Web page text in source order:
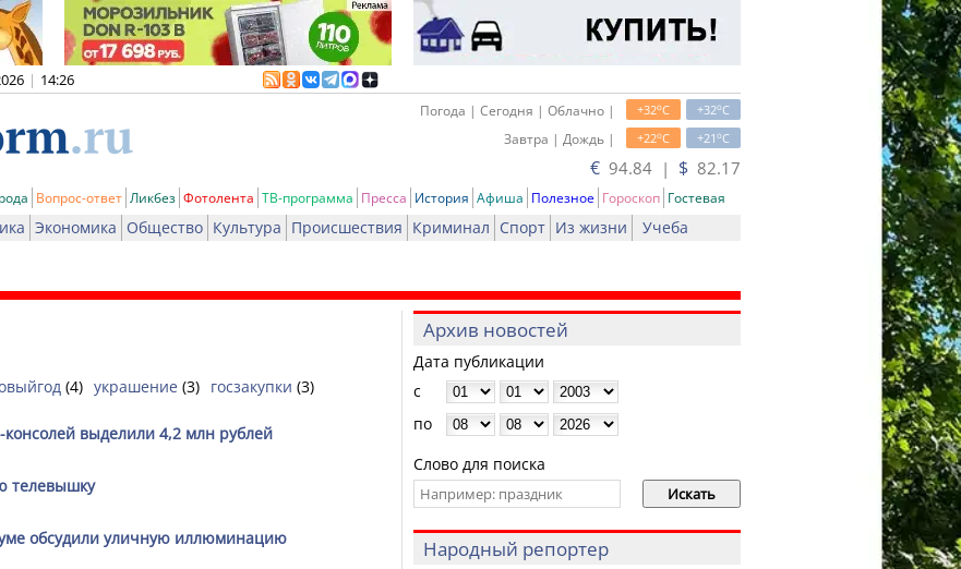
| 14:26
+32oC
+32oC
Погода | Сегодня | Облачно |
+21oC
+22oC
Завтра | Дождь |
€ 94.84 | $ 82.17
Вопрос-ответ Ликбез Фотолента ТВ-программа Пресса История Афиша Полезное Гороскоп Гостевая
Экономика Общество Культура Происшествия Криминал Спорт Из жизни Учеба
(4) украшение (3) госзакупки (3)
выделили 4,2 млн рублей
телевышку
обсудили уличную иллюминацию
Архив новостей
Дата публикации
с
по
Слово для поиска
Народный репортер